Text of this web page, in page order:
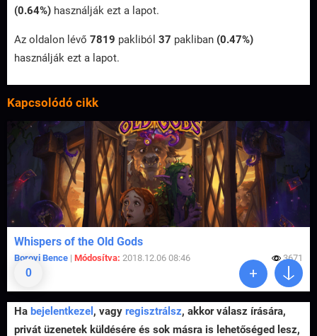
(0.64%) használják ezt a lapot.
Az oldalon lévő 7819 pakliból 37 pakliban (0.47%)
használják ezt a lapot.
Kapcsolódó cikk
0
Whispers of the Old Gods
Borovi Bence | Módosítva: 2018.12.06 08:46 3671
Ha bejelentkezel , vagy regisztrálsz, akkor válasz írására,
privát üzenetek küldésére és sok másra is lehetőséged lesz,